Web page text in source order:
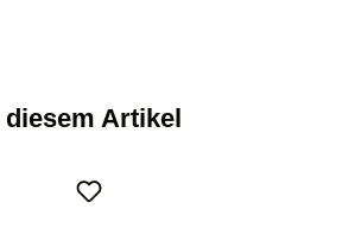
diesem Artikel